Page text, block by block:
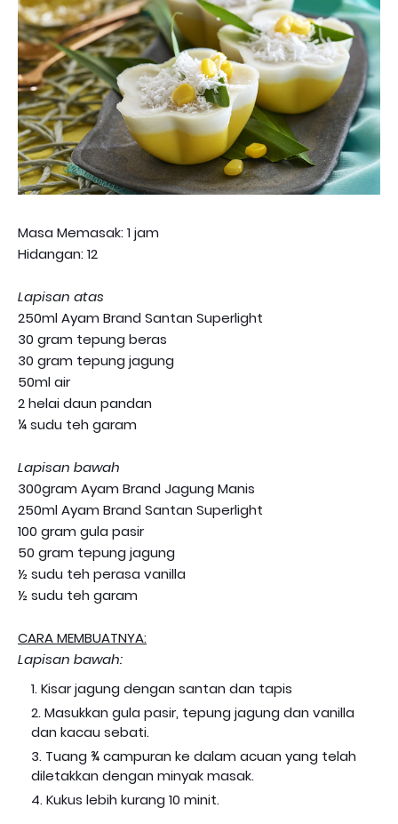
Masa Memasak: 1 jam
Hidangan: 12
Lapisan atas
250ml Ayam Brand Santan Superlight
30 gram tepung beras
30 gram tepung jagung
50ml air
2 helai daun pandan
¼ sudu teh garam
Lapisan bawah
300gram Ayam Brand Jagung Manis
250ml Ayam Brand Santan Superlight
100 gram gula pasir
50 gram tepung jagung
½ sudu teh perasa vanilla
½ sudu teh garam
CARA MEMBUATNYA:
Lapisan bawah:
Kisar jagung dengan santan dan tapis
Masukkan gula pasir, tepung jagung dan vanilla
dan kacau sebati.
Tuang ¾ campuran ke dalam acuan yang telah
diletakkan dengan minyak masak.
Kukus lebih kurang 10 minit.